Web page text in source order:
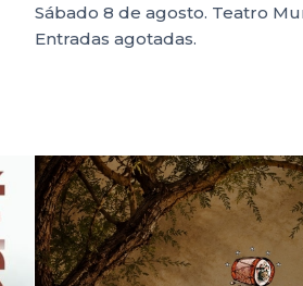
Sábado 8 de agosto. Teatro
Entradas agotadas.